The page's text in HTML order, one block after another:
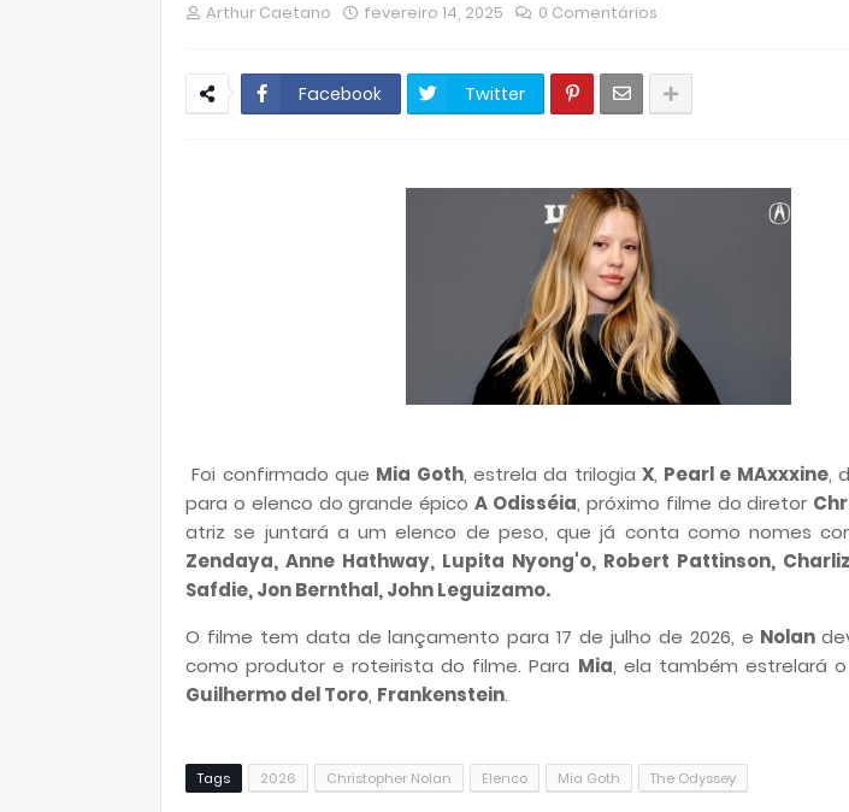
Arthur Caetano fevereiro 14, 2025 0 Comentários
Facebook Twitter
Foi confirmado que Mia Goth, estrela da trilogia X, Pearl e MAxxxine,
para o elenco do grande épicoA Odisséia, próximo filme do diretor
atriz se juntará a um elenco de peso, que já conta como nomes
Zendaya, Anne Hathway, Lupita Nyong'o, Robert Pattinson,
Safdie, Jon Bernthal, John Leguizamo.
O filme tem data de lançamento para 17 de julho de 2026, e Nolan
como produtor e roteirista do filme. Para Mia, ela também estrelará
Guilhermo del Toro, Frankenstein.
Tags 2026 Christopher Nolan Elenco Mia Goth The Odyssey